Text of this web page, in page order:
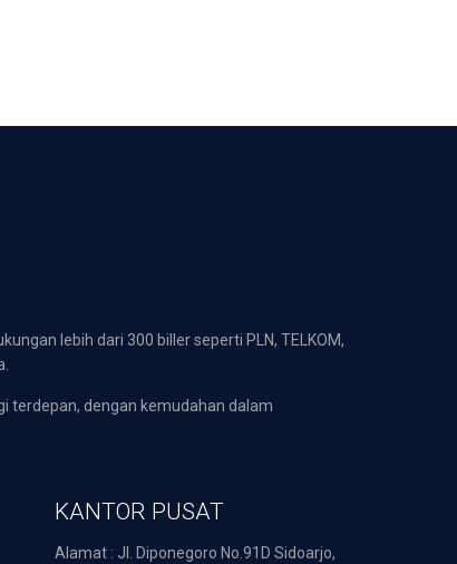
lebih dari 300 biller seperti PLN, TELKOM,
terdepan, dengan kemudahan dalam
KANTOR PUSAT
Alamat : Jl. Diponegoro No.91D Sidoarjo,